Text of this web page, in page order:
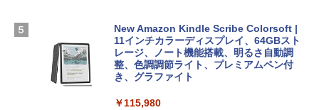
FMV ノートパソコン WE1-K3 (MS 365 P
ersonal/Copilotキー搭載/Win 11/15.6型/
Core i5/16GB/SSD 512GB/ホワイト) FM
￥37,224
New Amazon Kindle Scribe Colorsoft |
11インチカラーディスプレイ、64GBスト
レージ、ノート機能搭載、明るさ自動調
整、色調調節ライト、プレミアムペン付
き、グラファイト
￥115,980